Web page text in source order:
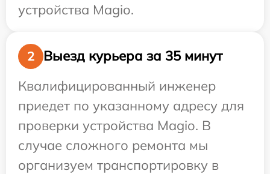
устройства Magio.
2
Выезд курьера за 35 минут
Квалифицированный инженер
приедет по указанному адресу для
проверки устройства Magio. В
случае сложного ремонта мы
организуем транспортировку в